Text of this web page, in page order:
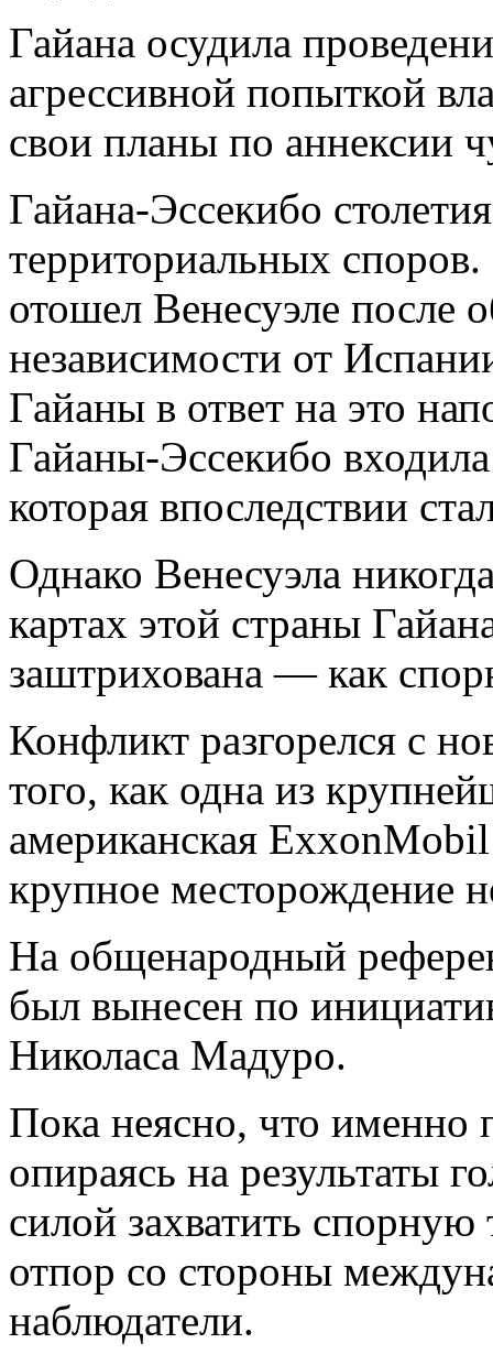
Гайана осудила
агрессивной попыткой
свои планы по аннексии
Гайана-Эссекибо
территориальных споров.
отошел Венесуэле после
независимости от
Гайаны в ответ на это
Гайаны-Эссекибо
которая впоследствии
Однако Венесуэла
картах этой страны
заштрихована — как
Конфликт разгорелся с
того, как одна из
американская
крупное месторождение
На общенародный
был вынесен по
Николаса Мадуро.
Пока неясно, что именно
опираясь на результаты
силой захватить
отпор со стороны
наблюдатели.